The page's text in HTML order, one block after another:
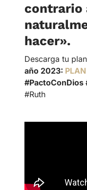
contrario
hacer».
Descarga tu
año 2023:
#PactoConDios
#Ruth